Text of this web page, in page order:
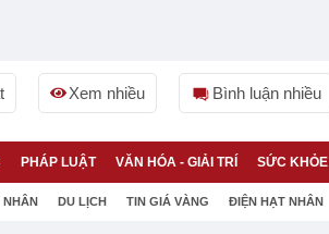
Xem nhiều Bình luận nhiều
PHÁP LUẬT VĂN HÓA - GIẢI TRÍ SỨC KHỎE
NHÂN DU LỊCH TIN GIÁ VÀNG ĐIỆN HẠT NHÂN